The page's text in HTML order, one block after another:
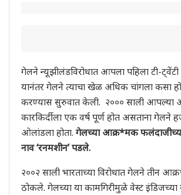
गेलने न्यूझीलंडविरोधात आपला पहिला टी-
यानंतर गेलने त्याचा खेळ अधिक चांगला कसा
करण्यास सुरुवात केली. २००० साली आपल्या
कारकिर्दीला एक वर्ष पूर्ण होत असताना गेलने
ओलांडला होता. गेलच्या आक्र*मक
नाव ‘रनमशीन’ पडले.
२००२ साली भारताच्या विरोधात गेलने तीन
ठोकले. गेलच्या या कामगिरीमुळे वेस्ट इंडिजच्या